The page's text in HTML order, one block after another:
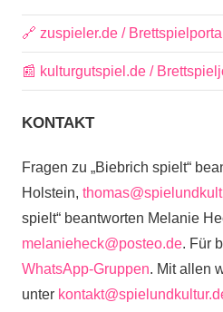
🔗 zuspieler.de / Brettspielportal
📰 kulturgutspiel.de /
KONTAKT
Fragen zu „Biebrich spielt“
Holstein,
spielt“ beantworten Melanie
melanieheck@posteo.de. Für
WhatsApp-Gruppen. Mit allen
unter